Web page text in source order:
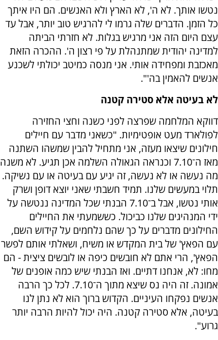
נטשו אותך. לא ה', לא הארץ ולא האנשים. הם היו איתך
כל הזמן. הדברים שלה גרמו לי להרגיש טוב יותר, אבל עד
עצם היום הזה אני מרגיש בגלות. לא חזרתי הביתה
למדינה יהודית שמתנהלת על פי רצון ה'. ההכרה הזאת
מאכזבת ומפחידה אותי. אני מנסה כמיטב יכולתי לשכנע
אנשים להאמין בה'".
לא בעיטה אלא סטירה קטנה
דווקא המלחמה שפרצה לפני כשנה וחצי החזירה
לפולארד מעט אופטימיות. "כשאני מדבר עם חיילים
חילונים שיצאו מעזה, אני מתחיל להבין שמשהו השתנה
מאז ה־7.10 וכנראה הגאולה השלמה אכן תגיע. לא משנה
מה נעשה או לא נעשה, זה יגיע עם בעיטה או עם נשיקה.
תלוי במעשים שלנו. תמיד חשבתי שאני יוצא דופן ושרק
אותי נטשו, אבל ב־7.10 הבנתי שכל המדינה ננטשה על
ידי המנהיגים שלנו כביכול. כששמעתי את החיילים
החילונים מדברים על כך שהם נלחמים על קידוש השם,
עם הפאץ' של בית המקדש או משיח, ושאלתי אותם לפשר
הפאץ', הרי אתם לא חובשים כיפה או לובשים ציצית - הם
מחו: לא, אנחנו דתיים. ואז הבנתי שיש כמה אופנים של
אמונה. זה היה נס שיצא מתוך ה־7.10. לכל כך הרבה
אנשים נפקחו העיניים. הקדוש ברוך הוא לא נתן לנו
בעיטה, אלא סטירה קטנה. היה יכול להיות הרבה יותר
גרוע".